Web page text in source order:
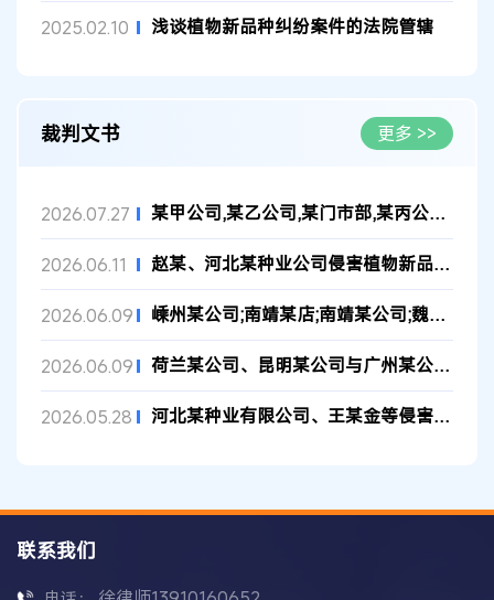
2025.02.10 浅谈植物新品种纠纷案件的法院管辖
裁判文书 更多 >>
2026.07.27 某甲公司,某乙公司,某门市部,某丙公司植物新品种临时保护期使用费...
2026.06.11 赵某、河北某种业公司侵害植物新品种权纠纷民事二审民事判决书
2026.06.09 嵊州某公司;南靖某店;南靖某公司;魏某侵害植物新品种权纠纷二审民...
2026.06.09 荷兰某公司、昆明某公司与广州某公司侵害植物新品种权纠纷二审判...
2026.05.28 河北某种业有限公司、王某金等侵害植物新品种权纠纷民事二审民事...
联系我们